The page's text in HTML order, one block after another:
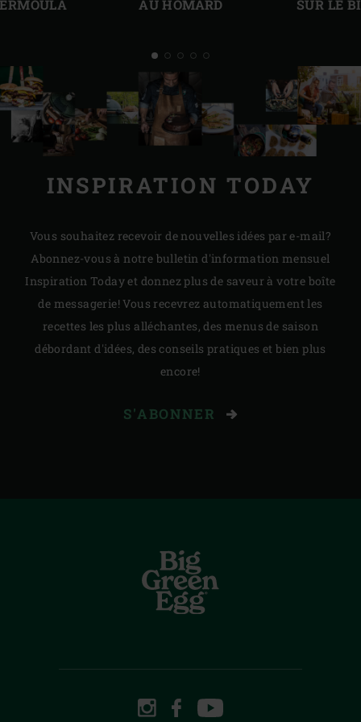
AU HOMARD
SUR LE
INSPIRATION TODAY
Vous souhaitez recevoir de nouvelles idées par e-mail?
Abonnez-vous à notre bulletin d'information mensuel
Inspiration Today et donnez plus de saveur à votre boîte
de messagerie! Vous recevrez automatiquement les
recettes les plus alléchantes, des menus de saison
débordant d'idées, des conseils pratiques et bien plus
encore!
S'ABONNER
INSTAGRAM
FACEBOOKYOUTUBE